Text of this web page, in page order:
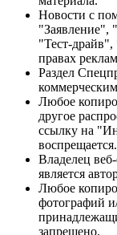
Новости с
"Тест-
правах
Раздел
Любое
другое
ссылку на
воспрещается.
Владелец
является
Любое
фотографий
запрещено.